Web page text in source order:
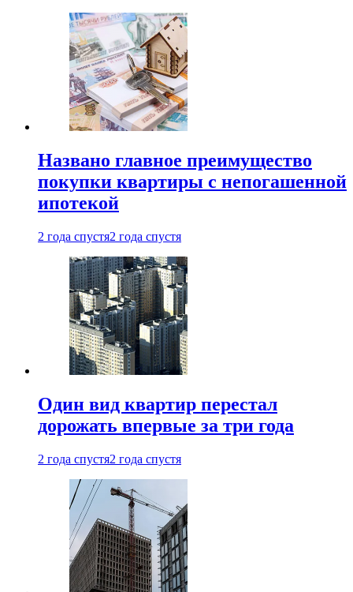
Названо главное преимущество
покупки квартиры с непогашенной
ипотекой
2 года спустя2 года спустя
Один вид квартир перестал
дорожать впервые за три года
2 года спустя2 года спустя